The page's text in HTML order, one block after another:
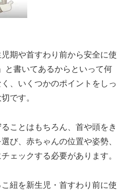
期や首すわり前から安全に使
と書いてあるからといって何
、いくつかのポイントをしっ
です。
ことはもちろん、首や頭をき
び、赤ちゃんの位置や姿勢、
ェックする必要があります。
紐を新生児・首すわり前に使